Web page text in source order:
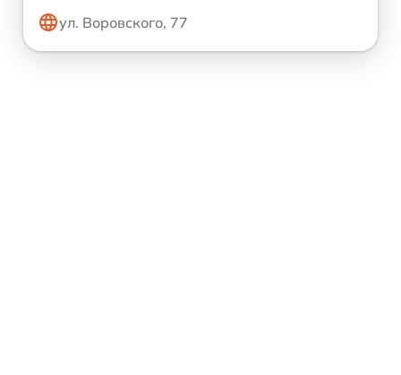
ул. Воровского, 77